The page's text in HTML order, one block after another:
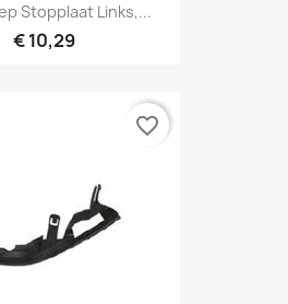
Stopplaat Links,...
€ 10,29
favorite_border